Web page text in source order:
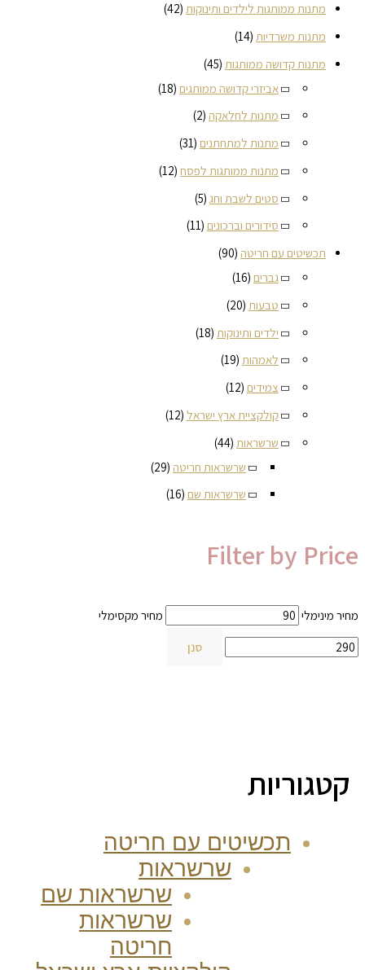
מתנות ממותגות לילדים ותינוקות (42)
מתנות משרדיות (14)
מתנות קדושה ממותגות (45)
אביזרי קדושה ממותגים (18)
מתנות לחלאקה (2)
מתנות למתחתנים (31)
מתנות ממותגות לפסח (12)
סטים לשבת וחג (5)
סידורים וברכונים (11)
תכשיטים עם חריטה (90)
גברים (16)
טבעות (20)
ילדים ותינוקות (18)
לאמהות (19)
צמידים (12)
קולקציית ארץ ישראל (12)
שרשראות (44)
שרשראות חריטה (29)
שרשראות שם (16)
Filter by Price
מחיר מינימלי מחיר מקסימלי
סנן
קטגוריות
תכשיטים עם חריטה
שרשראות
שרשראות שם
שרשראות
חריטה